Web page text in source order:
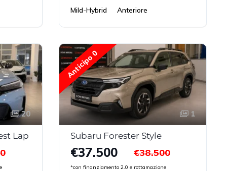
Mild-Hybrid
Anteriore
20
Lap
Anticipo 0
1
Subaru Forester Style
€37.500
*con finanziamento 2.0 e rottamazione
€38.500